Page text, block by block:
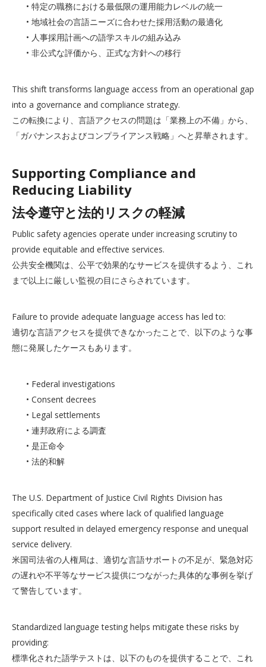
• 特定の職務における最低限の運用能力レベルの統一
• 地域社会の言語ニーズに合わせた採用活動の最適化
• 人事採用計画への語学スキルの組み込み
• 非公式な評価から、正式な方針への移行
This shift transforms language access from an operational gap
into a governance and compliance strategy.
この転換により、言語アクセスの問題は「業務上の不備」から、
「ガバナンスおよびコンプライアンス戦略」へと昇華されます。
Supporting Compliance and
Reducing Liability
法令遵守と法的リスクの軽減
Public safety agencies operate under increasing scrutiny to
provide equitable and effective services.
公共安全機関は、公平で効果的なサービスを提供するよう、これ
まで以上に厳しい監視の目にさらされています。
Failure to provide adequate language access has led to:
適切な言語アクセスを提供できなかったことで、以下のような事
態に発展したケースもあります。
• Federal investigations
• Consent decrees
• Legal settlements
• 連邦政府による調査
• 是正命令
• 法的和解
The U.S. Department of Justice Civil Rights Division has
specifically cited cases where lack of qualified language
support resulted in delayed emergency response and unequal
service delivery.
米国司法省の人権局は、適切な言語サポートの不足が、緊急対応
の遅れや不平等なサービス提供につながった具体的な事例を挙げ
て警告しています。
Standardized language testing helps mitigate these risks by
providing:
標準化された語学テストは、以下のものを提供することで、これ